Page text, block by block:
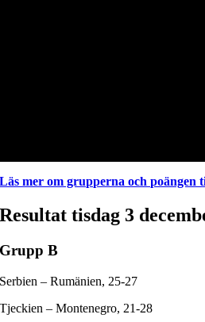
Läs mer om grupperna och
Resultat tisdag 3
Grupp B
Serbien – Rumänien, 25-27
Tjeckien – Montenegro, 21-28